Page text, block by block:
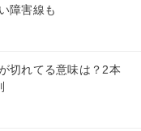
障害線も
切れてる意味は？2本